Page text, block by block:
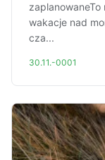
wakacje nad
cza...
30.11.-0001